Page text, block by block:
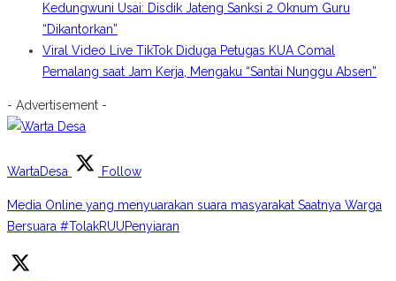
Kedungwuni Usai: Disdik Jateng Sanksi 2 Oknum Guru
“Dikantorkan”
Viral Video Live TikTok Diduga Petugas KUA Comal
Pemalang saat Jam Kerja, Mengaku “Santai Nunggu Absen”
- Advertisement -
WartaDesa Follow
Media Online yang menyuarakan suara masyarakat Saatnya Warga
Bersuara #TolakRUUPenyiaran